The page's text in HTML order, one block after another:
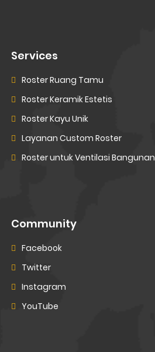
Services
Roster Ruang Tamu
Roster Keramik Estetis
Roster Kayu Unik
Layanan Custom Roster
Roster untuk Ventilasi Bangunan
Community
Facebook
Twitter
Instagram
YouTube